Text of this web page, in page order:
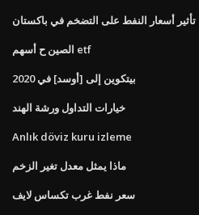
تأثير أسعار النفط على التضخم في باكستان
الصين ح أسهم etf
بيتكوين إلى [أوسد] في 2020
خيارات التداول ورشة الهند
Anlık döviz kuru izleme
ماذا يمثل معدل تغير الزخم
سعر نفط غرب تكساس لايف